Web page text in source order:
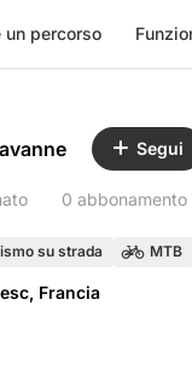
un percorso
Segui
0 abbonamento
su strada MTB
Francia